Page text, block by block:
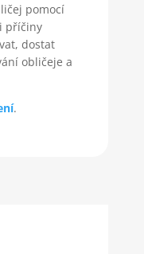
pomocí
příčiny
dostat
obličeje a
.